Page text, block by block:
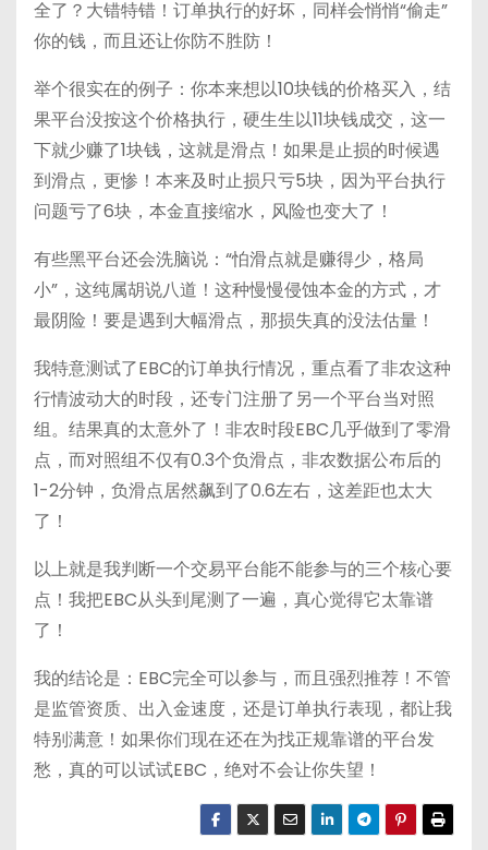
全了？大错特错！订单执行的好坏，同样会悄悄“偷走”
你的钱，而且还让你防不胜防！
举个很实在的例子：你本来想以10块钱的价格买入，结
果平台没按这个价格执行，硬生生以11块钱成交，这一
下就少赚了1块钱，这就是滑点！如果是止损的时候遇
到滑点，更惨！本来及时止损只亏5块，因为平台执行
问题亏了6块，本金直接缩水，风险也变大了！
有些黑平台还会洗脑说：“怕滑点就是赚得少，格局
小”，这纯属胡说八道！这种慢慢侵蚀本金的方式，才
最阴险！要是遇到大幅滑点，那损失真的没法估量！
我特意测试了EBC的订单执行情况，重点看了非农这种
行情波动大的时段，还专门注册了另一个平台当对照
组。结果真的太意外了！非农时段EBC几乎做到了零滑
点，而对照组不仅有0.3个负滑点，非农数据公布后的
1-2分钟，负滑点居然飙到了0.6左右，这差距也太大
了！
以上就是我判断一个交易平台能不能参与的三个核心要
点！我把EBC从头到尾测了一遍，真心觉得它太靠谱
了！
我的结论是：EBC完全可以参与，而且强烈推荐！不管
是监管资质、出入金速度，还是订单执行表现，都让我
特别满意！如果你们现在还在为找正规靠谱的平台发
愁，真的可以试试EBC，绝对不会让你失望！